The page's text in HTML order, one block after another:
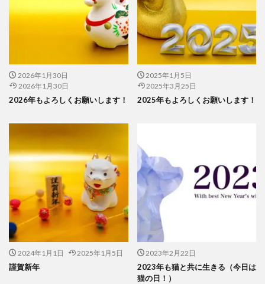
2026年1月30日
2026年1月30日
2026年もよろしくお願いします！
2025年1月5日
2025年3月25日
2025年もよろしくお願いします！
2024年1月1日 2025年1月5日
謹賀新年
2023年2月22日
2023年も猫と共に生きる（今日は
猫の日！）